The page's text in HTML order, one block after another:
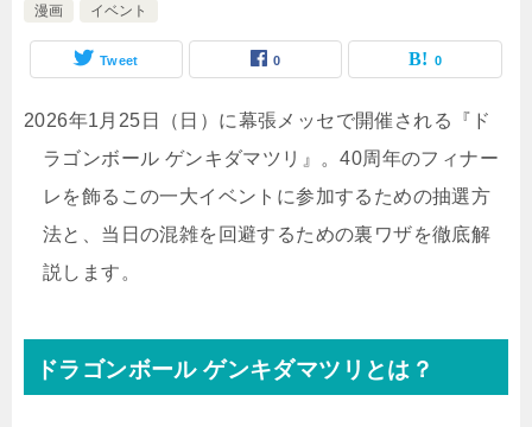
漫画
イベント
Tweet 0 0
2026年1月25日（日）に幕張メッセで開催される『ド
ラゴンボール ゲンキダマツリ』。40周年のフィナー
レを飾るこの一大イベントに参加するための抽選方
法と、当日の混雑を回避するための裏ワザを徹底解
説します。
ドラゴンボール ゲンキダマツリとは？